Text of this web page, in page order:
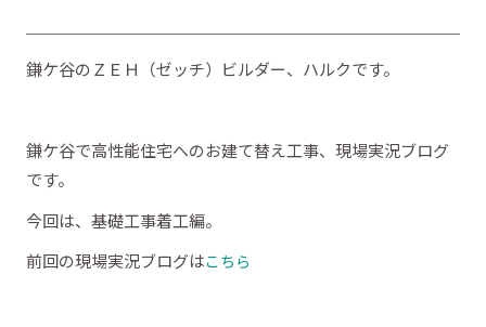
鎌ケ谷のＺＥＨ（ゼッチ）ビルダー、ハルクです。
鎌ケ谷で高性能住宅へのお建て替え工事、現場実況ブログ
です。
今回は、基礎工事着工編。
前回の現場実況ブログはこちら